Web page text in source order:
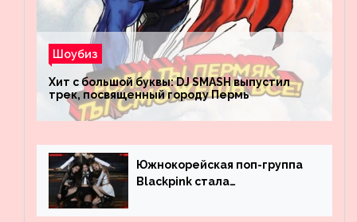
Шоубиз
Хит с большой буквы: DJ SMASH выпустил
трек, посвященный городу Пермь
Южнокорейская поп-группа
Blackpink стала
просмотрам на YouTube. Они